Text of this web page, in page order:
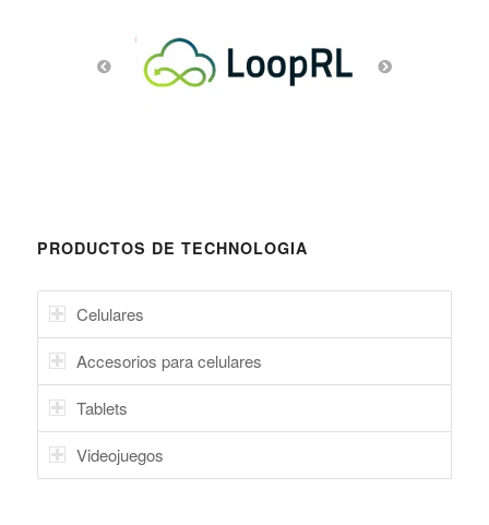
PRODUCTOS DE TECHNOLOGIA
Celulares
Accesorios para celulares
Tablets
Videojuegos